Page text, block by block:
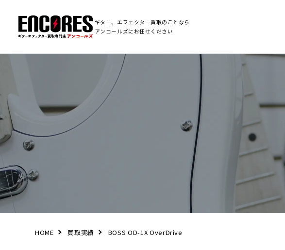
ギター、エフェクター買取のことなら
アンコールズにお任せください
HOME 買取実績 BOSS OD-1X OverDrive